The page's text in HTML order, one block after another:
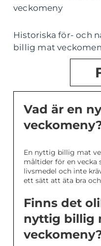
veckomeny
Historiska för- och
billig mat
Vad är en
En nyttig billig mat
måltider för en vecka
livsmedel och inte
ett sätt att äta bra
Finns det
nyttig billig